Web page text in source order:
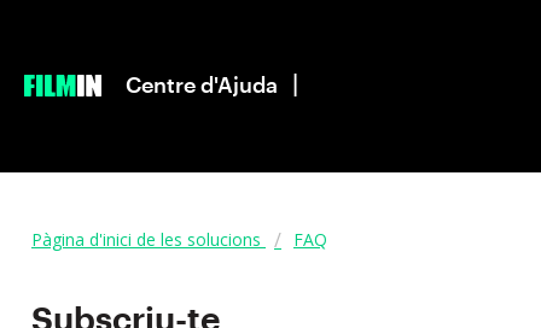
|
Centre d'Ajuda
Pàgina d'inici de les solucions FAQ
Subscriu-te